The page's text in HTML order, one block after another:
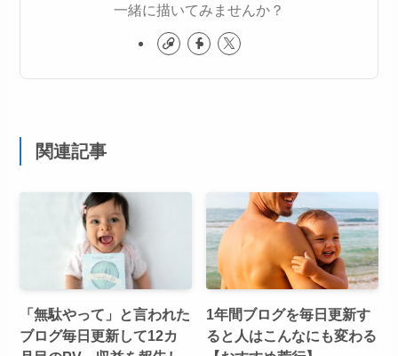
一緒に描いてみませんか？
関連記事
「無駄やって」と言われた
ブログ毎日更新して12カ
1年間ブログを毎日更新す
ると人はこんなにも変わる